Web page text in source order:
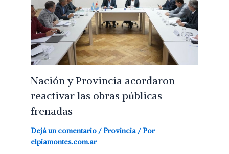
Nación y Provincia acordaron
reactivar las obras públicas
frenadas
Dejá un comentario /Provincia / Por
elpiamontes.com.ar